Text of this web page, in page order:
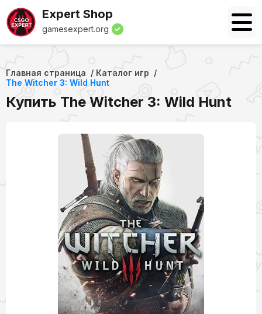
Expert Shop
gamesexpert.org
Главная страница
Каталог игр
The Witcher 3: Wild Hunt
Купить The Witcher 3: Wild Hunt